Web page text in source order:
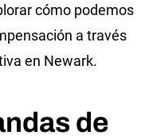
cómo podemos
a través
en Newark.
de